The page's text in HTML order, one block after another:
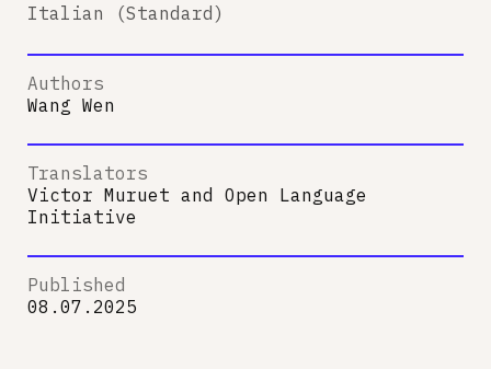
Italian (Standard)
Authors
Wang Wen
Translators
Victor Muruet and Open Language
Initiative
Published
08.07.2025